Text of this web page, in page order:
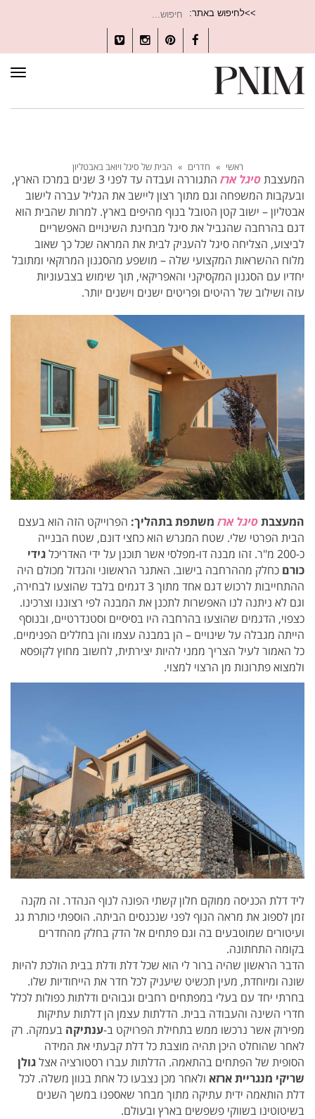
>>לחיפוש באתר:
עבור:
Facebook
Pinterest
Instagram
Vimeo
ראשי » חדרים » הבית של סיגל ויואב באבטליון
המעצבתסיגל ארז
התגוררה ועבדה עד לפני 3 שנים במרכז הארץ,
ובעקבות המשפחה וגם מתוך רצון ליישב את הגליל עברה לישוב
אבטליון – ישוב קטן הטובל בנוף מהיפים בארץ. למרות שהבית הוא
דגם בהרחבה שהגביל את סיגל מבחינת השינויים האפשריים
לביצוע, הצליחה סיגל להעניק לבית את המראה שכל כך שאוב
מלוח ההשראות המקצועי שלה – מושפע מהסגנון המרוקאי ומתובל
יחדיו עם הסגנון המקסיקני והאפריקאי, תוך שימוש בצבעוניות
עזה ושילוב של רהיטים ופריטים ישנים וישנים יותר.
המעצבתסיגל ארז משתפת בתהליך: הפרוייקט הזה הוא בעצם
הבית הפרטי שלי. שטח המגרש הוא כחצי דונם, שטח הבנייה
כ-200 מ"ר. זהו מבנה דו-מפלסי אשר תוכנן על ידי האדריכל
גידי
כורם כחלק מההרחבה בישוב. האתגר הראשוני והגדול מכולם היה
ההתחייבות לרכוש דגם אחד מתוך 3 דגמים בלבד שהוצעו לבחירה,
וגם לא ניתנה לנו האפשרות לתכנן את המבנה לפי רצוננו וצרכינו.
כצפוי, הדגמים שהוצעו בהרחבה היו בסיסיים וסטנדרטיים, ובנוסף
הייתה מגבלה על שינויים – הן במבנה עצמו והן בחללים הפנימיים.
כל האמור לעיל הצריך ממני להיות יצירתית, לחשוב מחוץ לקופסא
ולמצוא פתרונות מן הרצוי למצוי.
ליד דלת הכניסה ממוקם חלון קשתי הפונה לנוף הנהדר. זה מקנה
זמן לספוג את מראה הנוף לפני שנכנסים הביתה. הוספתי כותרת גג
ועיטורים שמוטבעים בה וגם פתחים אל הדק בחלק מהחדרים
בקומה התחתונה.
הדבר הראשון שהיה ברור לי הוא שכל דלת ודלת בבית הולכת להיות
שונה ומיוחדת, מעין תכשיט שיעניק לכל חדר את הייחודיות שלו.
בחרתי יחד עם בעלי במפתחים רחבים וגבוהים ודלתות כפולות לכלל
חדרי השינה והעבודה בבית. הדלתות עצמן הן דלתות עתיקות
מפירוק אשר נרכשו ממש בתחילת הפרויקט ב-ענתיקה בעמקה. רק
לאחר שהוחלט היכן תהיה מוצבת כל דלת קבעתי את המידה
הסופית של הפתחים בהתאמה. הדלתות עברו רסטורציה אצלגולן
שריקי מנגריית ארזא ולאחר מכן נצבעו כל אחת בגוון משלה. לכל
דלת הותאמה ידית עתיקה מתוך מבחר שאספנו במשך השנים
בשיטוטינו בשווקי פשפשים בארץ ובעולם.